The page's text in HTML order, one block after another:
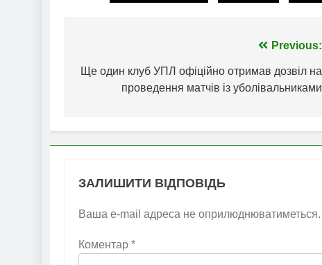
записів
Previous:
Ще один клуб УПЛ офіційно отримав дозвіл на
проведення матчів із уболівальниками
ЗАЛИШИТИ ВІДПОВІДЬ
Ваша e-mail адреса не оприлюднюватиметься.
Коментар *